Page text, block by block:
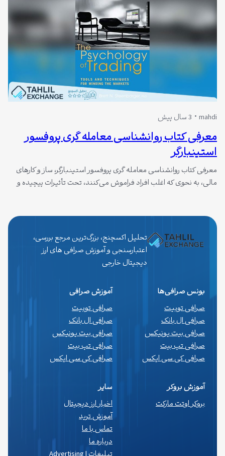
mahdi 3 سال پیش
معرفی کتاب روانشناسی معامله گری پروفسور
استینبارگر
معرفی کتاب روانشناسی معامله گری پروفسور استینبارگر، ساز و کارهای
مالی، به نحوی که اغلب افراد فراموش می‌کنند، تحت تأثیرات پیچیده و
اریک استینبارگر در اثر خود با عنوان “روانشناسی معامله‌ گری”، به این…
تحلیل اکسچنج، بزرگ‌ترین مرجع بررسی،
اعتبارسنجی و آموزش صرافی های ارز
دیجیتال خارجی
بونس صرافی‌ها
صرافی توبیت
صرافی ال بانک
صرافی بیت یونیکس
صرافی تپ بیت
صرافی کی سی ایکس
آموزش صرافی
صرافی توبیت
صرافی ال بانک
صرافی بیت یونیکس
صرافی تپ بیت
صرافی کی سی ایکس
آموزش بروکر
بروکر اوتت مارکت
سایر
اخبار ارز دیجیتال
آموزش ترید
تماس با ما
درباره ما